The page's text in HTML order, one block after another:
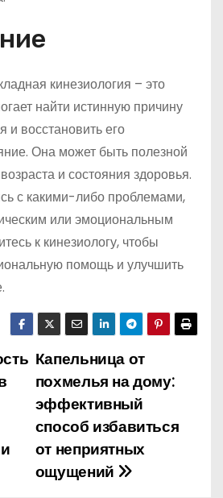
кинезиология – это
найти истинную причину
и восстановить его
Она может быть полезной
и состояния здоровья.
с какими-либо проблемами,
или эмоциональным
к кинезиологу, чтобы
помощь и улучшить
Капельница от
похмелья на дому:
эффективный
способ избавиться
от неприятных
ощущений